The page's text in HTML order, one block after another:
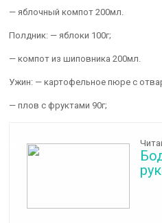
— яблочный компот 200мл.
Полдник: — яблоки 100г;
— компот из шиповника 200мл.
Ужин: — картофельное пюре с
— плов с фруктами 90г;